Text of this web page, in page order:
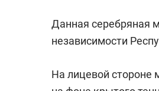
Данная серебряная
независимости
На лицевой стороне